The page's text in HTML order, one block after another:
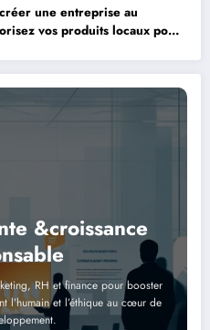
une entreprise au
vos produits locaux pour
&croissance
RH et finance pour booster
l’humain et l’éthique au cœur de